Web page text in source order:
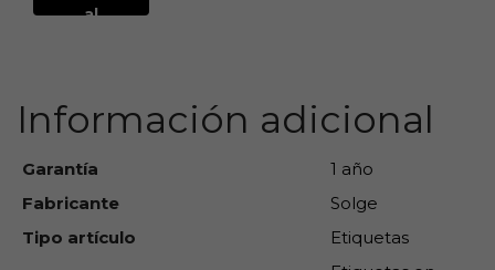
al
Información adicional
Garantía
1 año
Fabricante
Solge
Tipo artículo
Etiquetas